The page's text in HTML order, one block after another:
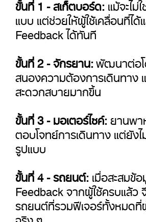
แบบ แต่ช่วยให้ผู้ใช้เคลื่อนที่ได้แ
Feedback ได้ทันที
ขั้นที่ 2 - จักรยาน:พัฒนาต่อ
สนองความต้องการเดินทาง
สะดวกสบายมากขึ้น
ขั้นที่ 3 - มอเตอร์ไซค์:ยานพา
ตอบโจทย์การเดินทาง แต่ยัง
รูปแบบ
ขั้นที่ 4 - รถยนต์:เมื่อสะสมข้
Feedback จากผู้ใช้ครบแล้
รถยนต์ที่รวมฟีเจอร์ทั้งหมดที่
จริง ๆ